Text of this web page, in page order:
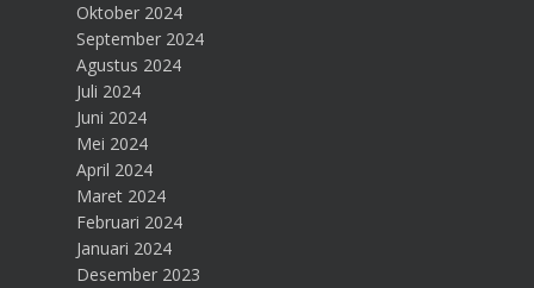
Oktober 2024
September 2024
Agustus 2024
Juli 2024
Juni 2024
Mei 2024
April 2024
Maret 2024
Februari 2024
Januari 2024
Desember 2023